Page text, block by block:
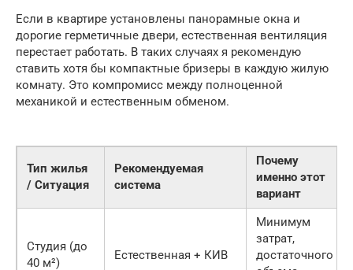
Если в квартире установлены панорамные окна и
дорогие герметичные двери, естественная вентиляция
перестает работать. В таких случаях я рекомендую
ставить хотя бы компактные бризеры в каждую жилую
комнату. Это компромисс между полноценной
механикой и естественным обменом.
Тип жилья
/ Ситуация
Рекомендуемая
система
Почему
именно этот
вариант
Студия (до
40 м²)
Естественная + КИВ
Минимум
затрат,
достаточного